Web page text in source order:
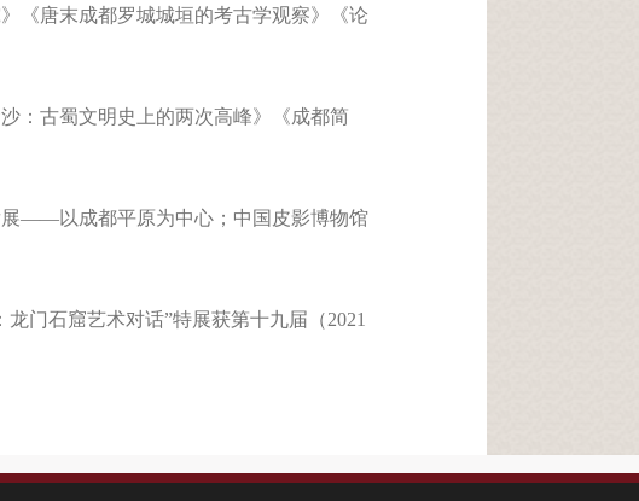
《唐末成都罗城城垣的考古学观察》《论
：古蜀文明史上的两次高峰》《成都简
展——以成都平原为中心；中国皮影博物馆
门石窟艺术对话”特展获第十九届（2021